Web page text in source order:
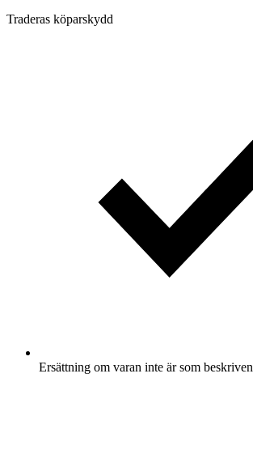
Traderas köparskydd
Ersättning om varan inte är som beskriven